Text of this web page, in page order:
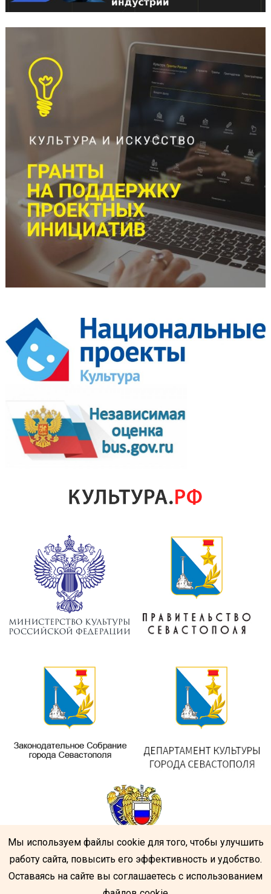
Мы используем файлы cookie для того, чтобы улучшить
работу сайта, повысить его эффективность и удобство.
Оставаясь на сайте вы соглашаетесь с использованием